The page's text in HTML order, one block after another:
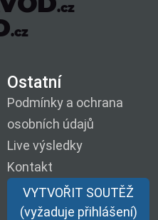
Ostatní
Podmínky a ochrana
osobních údajů
Live výsledky
Kontakt
VYTVOŘIT SOUTĚŽ
(vyžaduje přihlášení)